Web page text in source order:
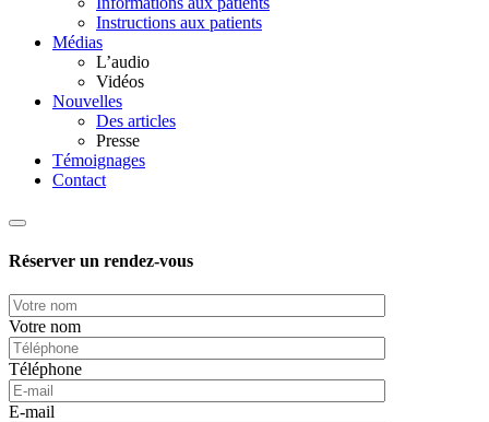
Instructions aux patients
Médias
L’audio
Vidéos
Nouvelles
Des articles
Presse
Témoignages
Contact
Réserver un rendez-vous
Votre nom
Téléphone
E-mail